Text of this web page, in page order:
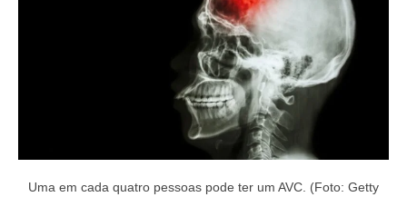
Uma em cada quatro pessoas pode ter um AVC. (Foto: Getty